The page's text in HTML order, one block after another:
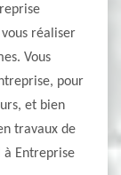
réaliser
Vous
pour
et bien
travaux de
à Entreprise